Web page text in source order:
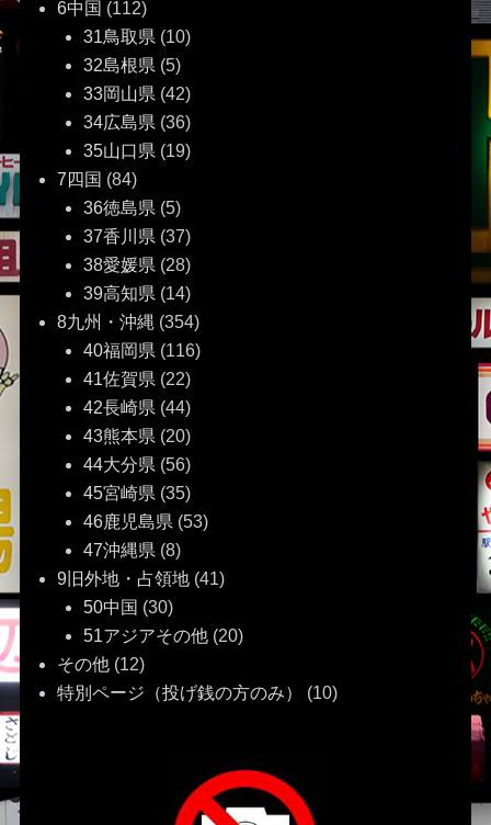
6中国 (112)
31鳥取県 (10)
32島根県 (5)
33岡山県 (42)
34広島県 (36)
35山口県 (19)
7四国 (84)
36徳島県 (5)
37香川県 (37)
38愛媛県 (28)
39高知県 (14)
8九州・沖縄 (354)
40福岡県 (116)
41佐賀県 (22)
42長崎県 (44)
43熊本県 (20)
44大分県 (56)
45宮崎県 (35)
46鹿児島県 (53)
47沖縄県 (8)
9旧外地・占領地(41)
50中国 (30)
51アジアその他(20)
その他(12)
特別ページ（投げ銭の方のみ）
(10)